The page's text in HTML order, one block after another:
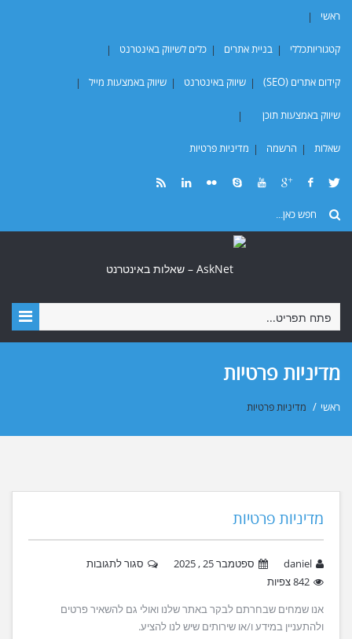
ראשי
קטגוריותכללי בניית אתרים כלים לשיווק באינטרנט
קידום אתרים (SEO) שיווק באינטרנט שיווק באמצעות מייל
שיווק באמצעות תוכן
שאלות הרשמה מדיניות פרטיות
פתח תפריט...
מדיניות פרטיות
ראשי / מדיניות פרטיות
מדיניות פרטיות
daniel ספטמבר 25 , 2025
סגור לתגובות
842 צפיות
אנו שמחים שבחרתם לבקר באתר שלנו ואולי גם להשאיר פרטים
ולהתעניין במידע ו/או שירותים שיש לנו להציע.